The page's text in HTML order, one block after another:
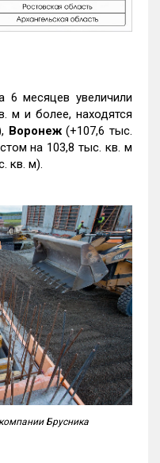
6 месяцев увеличили
м и более, находятся
Воронеж(+107,6 тыс.
на 103,8 тыс. кв. м
кв. м).
Брусника